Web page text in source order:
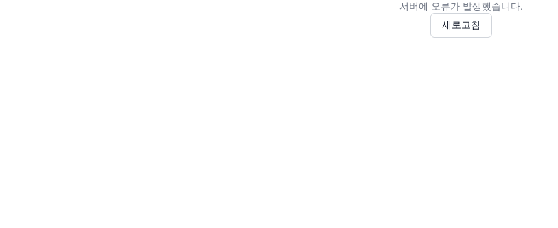
서버에 오류가 발생했습니다.
새로고침